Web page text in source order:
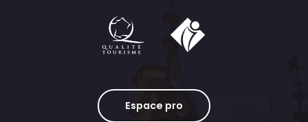
Espace pro